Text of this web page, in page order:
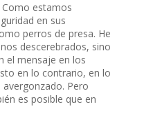
estamos
en sus
perros de presa. He
descerebrados, sino
el mensaje en los
en lo contrario, en lo
Pero
es posible que en